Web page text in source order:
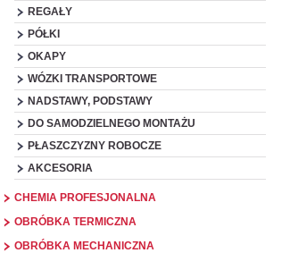
REGAŁY
PÓŁKI
OKAPY
WÓZKI TRANSPORTOWE
NADSTAWY, PODSTAWY
DO SAMODZIELNEGO MONTAŻU
PŁASZCZYZNY ROBOCZE
AKCESORIA
CHEMIA PROFESJONALNA
OBRÓBKA TERMICZNA
OBRÓBKA MECHANICZNA